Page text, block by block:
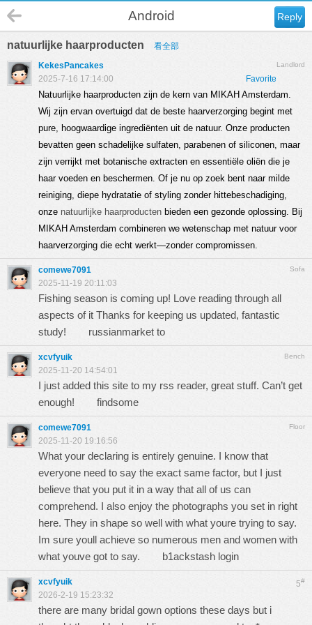
Reply
Android
natuurlijke haarproducten 看全部
Landlord
KekesPancakes
Favorite
2025-7-16 17:14:00
Natuurlijke haarproducten zijn de kern van MIKAH Amsterdam.
Wij zijn ervan overtuigd dat de beste haarverzorging begint met
pure, hoogwaardige ingrediënten uit de natuur. Onze producten
bevatten geen schadelijke sulfaten, parabenen of siliconen, maar
zijn verrijkt met botanische extracten en essentiële oliën die je
haar voeden en beschermen. Of je nu op zoek bent naar milde
reiniging, diepe hydratatie of styling zonder hittebeschadiging,
onze natuurlijke haarproducten bieden een gezonde oplossing. Bij
MIKAH Amsterdam combineren we wetenschap met natuur voor
haarverzorging die echt werkt—zonder compromissen.
Sofa
comewe7091
2025-11-19 20:11:03
Fishing season is coming up! Love reading through all
aspects of it Thanks for keeping us updated, fantastic
study! russianmarket to
Bench
xcvfyuik
2025-11-20 14:54:01
I just added this site to my rss reader, great stuff. Can’t get
enough! findsome
Floor
comewe7091
2025-11-20 19:16:56
What your declaring is entirely genuine. I know that
everyone need to say the exact same factor, but I just
believe that you put it in a way that all of us can
comprehend. I also enjoy the photographs you set in right
here. They in shape so well with what youre trying to say.
Im sure youll achieve so numerous men and women with
what youve got to say. b1ackstash login
5#
xcvfyuik
2026-2-19 15:23:32
there are many bridal gown options these days but i